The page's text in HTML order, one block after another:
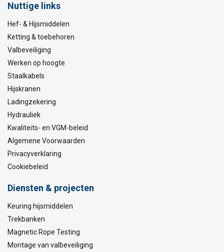
Nuttige links
Hef- & Hijsmiddelen
Ketting & toebehoren
Valbeveiliging
Werken op hoogte
Staalkabels
Hijskranen
Ladingzekering
Hydrauliek
Kwaliteits- en VGM-beleid
Algemene Voorwaarden
Privacyverklaring
Cookiebeleid
Diensten & projecten
Keuring hijsmiddelen
Trekbanken
Magnetic Rope Testing
Montage van valbeveiliging